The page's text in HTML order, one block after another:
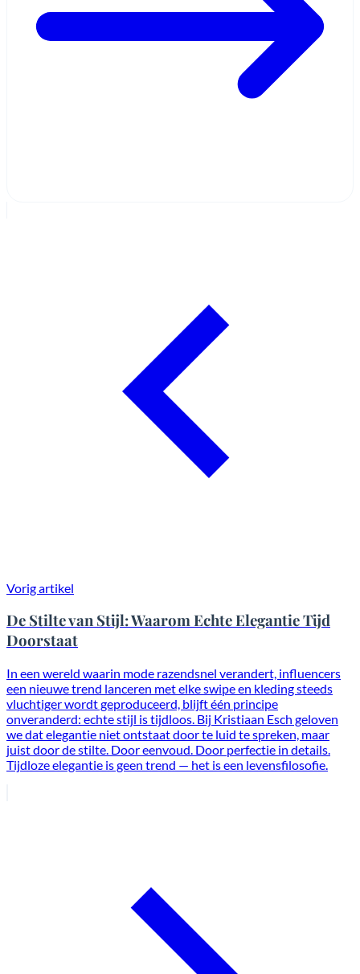
Vorig artikel
De Stilte van Stijl: Waarom Echte Elegantie Tijd
Doorstaat
In een wereld waarin mode razendsnel verandert, influencers
een nieuwe trend lanceren met elke swipe en kleding steeds
vluchtiger wordt geproduceerd, blijft één principe
onveranderd: echte stijl is tijdloos. Bij Kristiaan Esch geloven
we dat elegantie niet ontstaat door te luid te spreken, maar
juist door de stilte. Door eenvoud. Door perfectie in details.
Tijdloze elegantie is geen trend — het is een levensfilosofie.